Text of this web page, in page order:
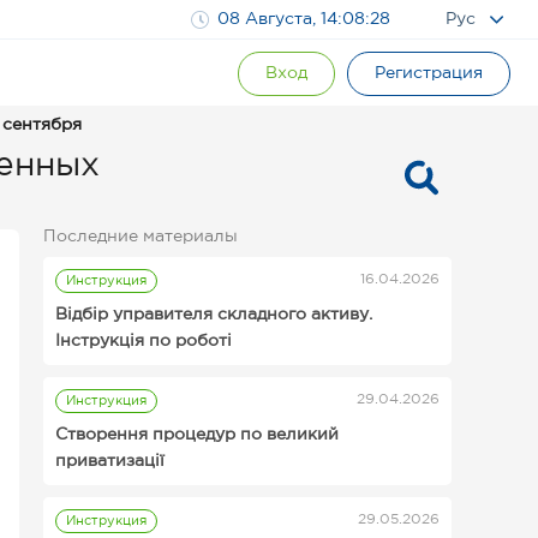
08 Августа, 14:08:29 Рус
Вход Регистрация
Последние материалы
Инструкция 16.04.2026
Відбір управителя складного активу.
Інструкція по роботі
Инструкция
Инструкции для организаторов
29.04.2026
Створення процедур по великий
приватизації
Инструкция 29.05.2026